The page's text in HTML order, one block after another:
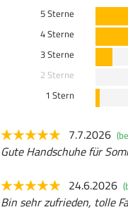
5 Sterne
4 Sterne
3 Sterne
2 Sterne
1 Stern
7.7.2026
Gute Handschuhe für
24.6.2026
Bin sehr zufrieden, tolle